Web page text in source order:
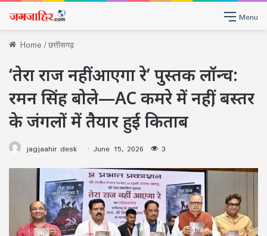
Menu
Home/छत्तीसगढ़
‘तेरा राज नहीं आएगा रे’ पुस्तक लॉन्च:
रमन सिंह बोले—AC कमरे में नहीं, बस्तर
के जंगलों में तैयार हुई किताब
jagjaahir desk June 15, 2026 3